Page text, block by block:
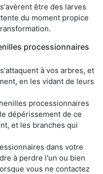
être des larves
du moment propice
processionnaires
à vos arbres, et
en les vidant de leurs
processionnaires
dépérissement de ce
et les branches qui
dans votre
à perdre l'un ou bien
vous ne contactez